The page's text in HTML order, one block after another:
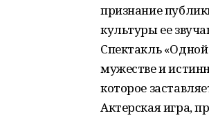
признание
культуры ее
Спектакль
мужестве и
которое
Актерская игра,